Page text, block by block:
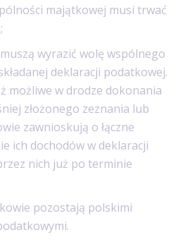
majątkowej musi trwać
wyrazić wolę wspólnego
deklaracji podatkowej.
możliwe w drodze dokonania
złożonego zeznania lub
zawnioskują o łączne
ich dochodów w deklaracji
nich już po terminie
pozostają polskimi